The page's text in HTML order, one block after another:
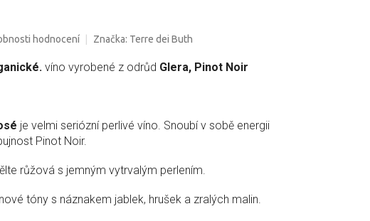
víno vyrobené z odrůd Glera, Pinot Noir
je velmi seriózní perlivé víno. Snoubí v sobě energii
Pinot Noir.
růžová s jemným vytrvalým perlením.
tóny s náznakem jablek, hrušek a zralých malin.
hodnocení Značka: Terre dei Buth